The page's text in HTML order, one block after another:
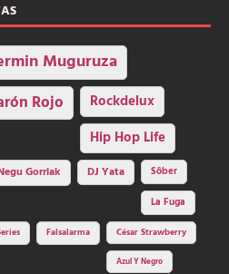
Muguruza
Rojo Rockdelux
Hip Hop Life
Gorriak DJ Yata
Sôber
La Fuga
Falsalarma César Strawberry
Azul Y Negro